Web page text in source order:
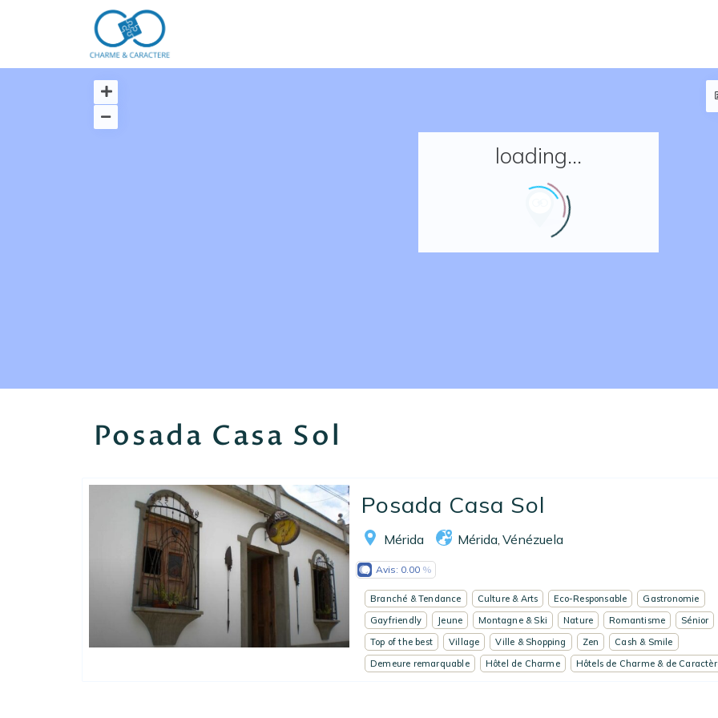
Réserver un séjour
EN ES
loading...
Posada Casa Sol
Posada Casa Sol
Mérida Mérida Vénézuela
Avis: 0.00
Branché & Tendance Culture & Arts Eco-Responsable
Gastronomie
Gayfriendly
Jeune Montagne & Ski Nature Romantisme
Sénior
Top of the best
Village Ville & Shopping Zen
Cash & Smile
Demeure remarquable
Hôtel de Charme Hôtels de Charme & de